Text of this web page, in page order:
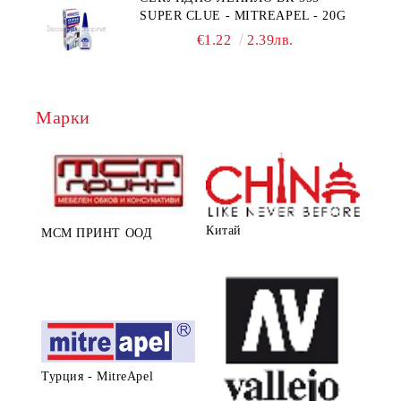
SUPER CLUE - MITREAPEL - 20G
€1.22 2.39лв.
Марки
МСМ ПРИНТ ООД Китай
Турция - MitreApel